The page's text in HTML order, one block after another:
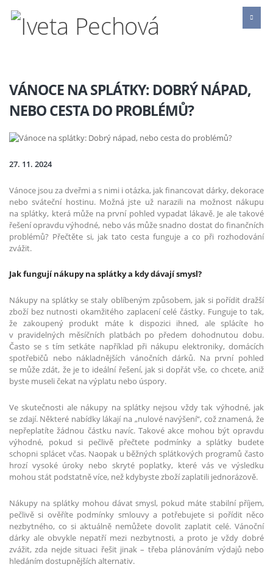
VÁNOCE NA SPLÁTKY: DOBRÝ NÁPAD,
NEBO CESTA DO PROBLÉMŮ?
27. 11. 2024
Vánoce jsou za dveřmi a s nimi i otázka, jak financovat dárky, dekorace
nebo sváteční hostinu. Možná jste už narazili na možnost nákupu
na splátky, která může na první pohled vypadat lákavě. Je ale takové
řešení opravdu výhodné, nebo vás může snadno dostat do finančních
problémů? Přečtěte si, jak tato cesta funguje a co při rozhodování
zvážit.
Jak fungují nákupy na splátky a kdy dávají smysl?
Nákupy na splátky se staly oblíbeným způsobem, jak si pořídit dražší
zboží bez nutnosti okamžitého zaplacení celé částky. Funguje to tak,
že zakoupený produkt máte k dispozici ihned, ale splácíte ho
v pravidelných měsíčních platbách po předem dohodnutou dobu.
Často se s tím setkáte například při nákupu elektroniky, domácích
spotřebičů nebo nákladnějších vánočních dárků. Na první pohled
se může zdát, že je to ideální řešení, jak si dopřát vše, co chcete, aniž
byste museli čekat na výplatu nebo úspory.
Ve skutečnosti ale nákupy na splátky nejsou vždy tak výhodné, jak
se zdají. Některé nabídky lákají na „nulové navýšení“, což znamená, že
nepřeplatíte žádnou částku navíc. Takové akce mohou být opravdu
výhodné, pokud si pečlivě přečtete podmínky a splátky budete
schopni splácet včas. Naopak u běžných splátkových programů často
hrozí vysoké úroky nebo skryté poplatky, které vás ve výsledku
mohou stát podstatně více, než kdybyste zboží zaplatili jednorázově.
Nákupy na splátky mohou dávat smysl, pokud máte stabilní příjem,
pečlivě si ověříte podmínky smlouvy a potřebujete si pořídit něco
nezbytného, co si aktuálně nemůžete dovolit zaplatit celé. Vánoční
dárky ale obvykle nepatří mezi nezbytnosti, a proto je vždy dobré
zvážit, zda nejde situaci řešit jinak – třeba plánováním výdajů nebo
hledáním dostupnějších alternativ.